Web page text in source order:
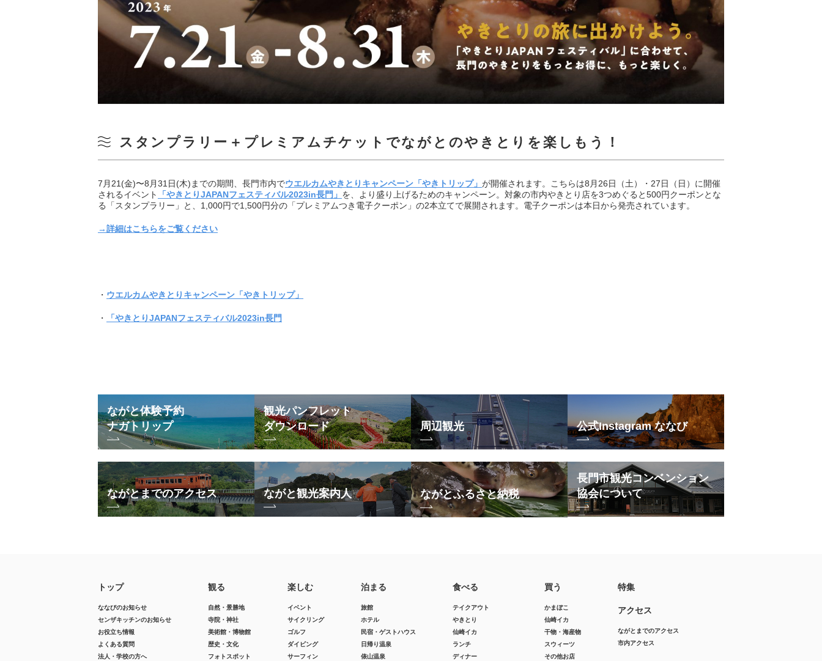
スタンプラリー＋プレミアムチケットでながとのやきとりを楽しもう！
7月21(金)〜8月31日(木)までの期間、長門市内でウエルカムやきとりキャンペーン「やきトリップ」 が開催されます。こちらは8月26日（土）・27日（日）に開催
されるイベント
「やきとりJAPANフェスティバル2023in長門」 を、より盛り上げるためのキャンペーン。対象の市内やきとり店を3つめぐると500円クーポンとな
る「スタンプラリー」と、1,000円で1,500円分の「プレミアムつき電子クーポン」の2本立てで展開されます。電子クーポンは本日から発売されています。
→詳細はこちらをご覧ください
・ ウエルカムやきとりキャンペーン「やきトリップ」
・ 「やきとりJAPANフェスティバル2023in長門
ながと体験予約
ナガトリップ
観光パンフレット
ダウンロード
周辺観光 公式Instagram ななび
ながとまでのアクセス ながと観光案内人 ながとふるさと納税
長門市観光コンベンション
協会について
トップ
ななびのお知らせ
センザキッチンのお知らせ
お役立ち情報
よくある質問
法人・学校の方へ
観る
自然・景勝地
寺院・神社
美術館・博物館
歴史・文化
フォトスポット
楽しむ
イベント
サイクリング
ゴルフ
ダイビング
サーフィン
泊まる
旅館
ホテル
民宿・ゲストハウス
日帰り温泉
俵山温泉
食べる
テイクアウト
やきとり
仙崎イカ
ランチ
ディナー
買う
かまぼこ
仙崎イカ
干物・海産物
スウィーツ
その他お店
特集
アクセス
ながとまでのアクセス
市内アクセス